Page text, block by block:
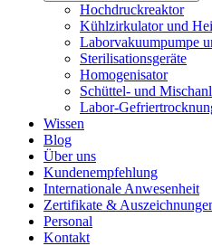
Hochdruckreaktor
Kühlzirkulator und
Laborvakuumpumpe
Sterilisationsgeräte
Homogenisator
Schüttel- und
Labor-
Wissen
Blog
Über uns
Kundenempfehlung
Internationale Anwesenheit
Zertifikate &
Personal
Kontakt